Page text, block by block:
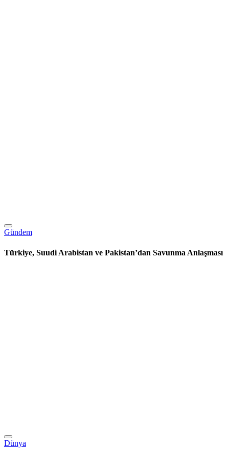
Gündem
Türkiye, Suudi Arabistan ve Pakistan’dan Savunma Anlaşması
Dünya